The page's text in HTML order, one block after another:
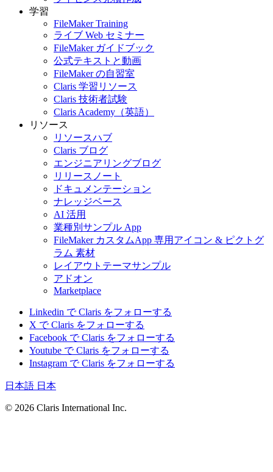
学習
FileMaker Training
ライブ Web セミナー
FileMaker ガイドブック
公式テキストと動画
FileMaker の自習室
Claris 学習リソース
Claris 技術者試験
Claris Academy（英語）
リソース
リソースハブ
Claris ブログ
エンジニアリングブログ
リリースノート
ドキュメンテーション
ナレッジベース
AI 活用
業種別サンプル App
FileMaker カスタムApp 専用アイコン & ピクトグ
ラム 素材
レイアウトテーマサンプル
アドオン
Marketplace
Linkedin で Claris をフォローする
X で Claris をフォローする
Facebook で Claris をフォローする
Youtube で Claris をフォローする
Instagram で Claris をフォローする
日本語 日本
© 2026 Claris International Inc.